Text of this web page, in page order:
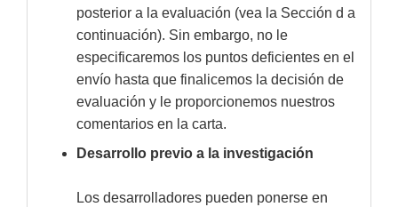
posterior a la evaluación (vea la Sección d a
continuación). Sin embargo, no le
especificaremos los puntos deficientes en el
envío hasta que finalicemos la decisión de
evaluación y le proporcionemos nuestros
comentarios en la carta.
Desarrollo previo a la investigación
Los desarrolladores pueden ponerse en